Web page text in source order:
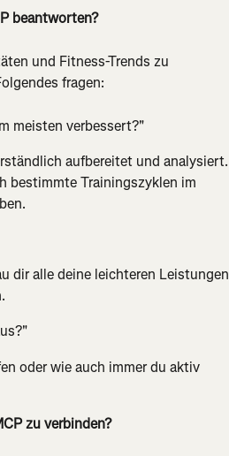
beantworten?
und Fitness-Trends zu
fragen:
meisten verbessert?"
aufbereitet und analysiert.
bestimmte Trainingszyklen im
dir alle deine leichteren Leistungen
oder wie auch immer du aktiv
zu verbinden?